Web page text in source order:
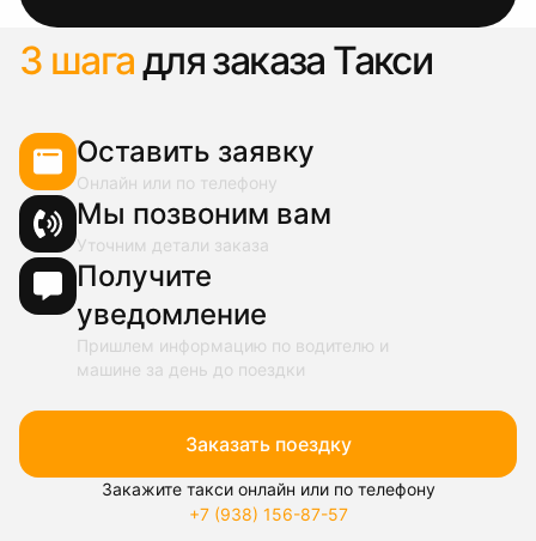
3 шагадля заказа Такси
Оставить заявку
Онлайн или по телефону
Мы позвоним вам
Уточним детали заказа
Получите
уведомление
Пришлем информацию по водителю и
машине за день до поездки
Заказать поездку
Закажите такси онлайн или по телефону
+7 (938) 156-87-57